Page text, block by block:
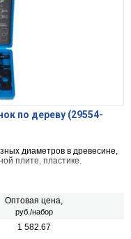
по дереву (29554-
диаметров в древесине,
плите, пластике.
Оптовая цена,
руб./набор
1 582.67